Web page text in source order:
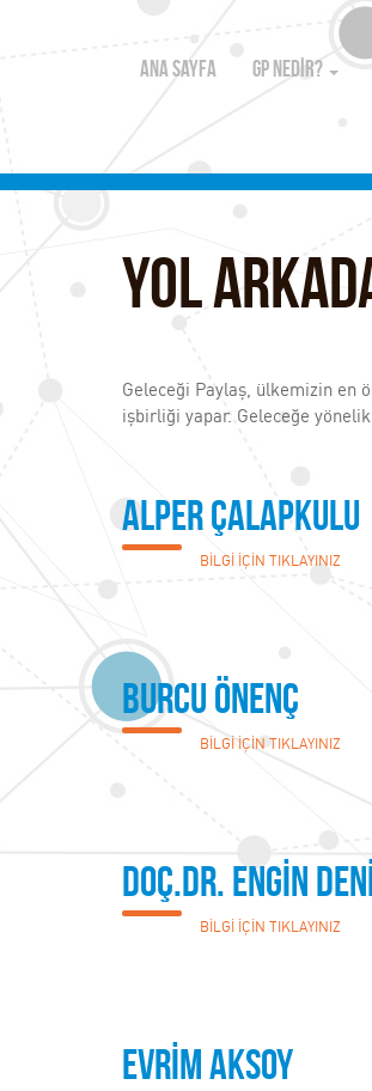
ANA SAYFA GP NEDİR?
Yol
Geleceği Paylaş, ülkemizin en
işbirliği yapar. Geleceğe
Alper Çalapkulu
BİLGİ İÇİN TIKLAYINIZ
Burcu Önenç
BİLGİ İÇİN TIKLAYINIZ
Doç.Dr. ENGİN
BİLGİ İÇİN TIKLAYINIZ
EVRİM AKSOY